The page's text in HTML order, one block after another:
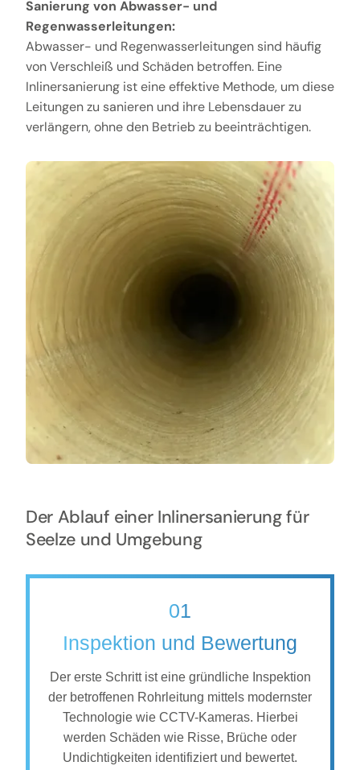
Sanierung von Abwasser- und
Regenwasserleitungen:
Abwasser- und Regenwasserleitungen sind häufig
von Verschleiß und Schäden betroffen. Eine
Inlinersanierung ist eine effektive Methode, um diese
Leitungen zu sanieren und ihre Lebensdauer zu
verlängern, ohne den Betrieb zu beeinträchtigen.
Der Ablauf einer Inlinersanierung für
Seelze und Umgebung
01
Inspektion und Bewertung
Der erste Schritt ist eine gründliche Inspektion
der betroffenen Rohrleitung mittels modernster
Technologie wie CCTV-Kameras. Hierbei
werden Schäden wie Risse, Brüche oder
Undichtigkeiten identifiziert und bewertet.